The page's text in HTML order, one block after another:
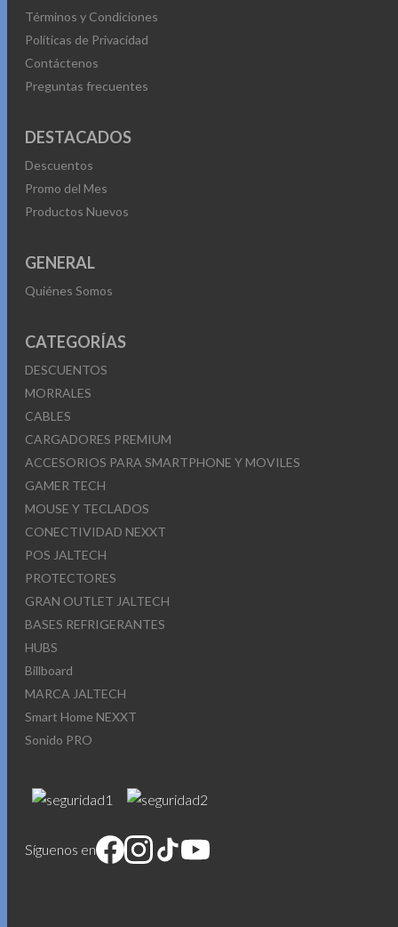
Términos y Condiciones
Políticas de Privacidad
Contáctenos
Preguntas frecuentes
DESTACADOS
Descuentos
Promo del Mes
Productos Nuevos
GENERAL
Quiénes Somos
CATEGORÍAS
DESCUENTOS
MORRALES
CABLES
CARGADORES PREMIUM
ACCESORIOS PARA SMARTPHONE Y MOVILES
GAMER TECH
MOUSE Y TECLADOS
CONECTIVIDAD NEXXT
POS JALTECH
PROTECTORES
GRAN OUTLET JALTECH
BASES REFRIGERANTES
HUBS
Billboard
MARCA JALTECH
Smart Home NEXXT
Sonido PRO
Síguenos en